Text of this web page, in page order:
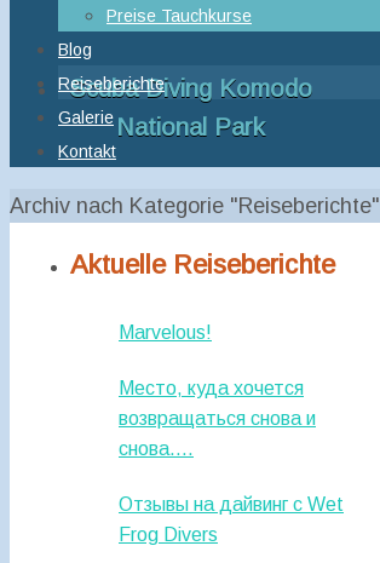
Scuba Diving Komodo
National Park
Preise Tauchkurse
Blog
Reiseberichte
Galerie
Kontakt
Start
Archiv nach Kategorie "Reiseberichte"
Aktuelle Reiseberichte
Marvelous!
Место, куда хочется
возвращаться снова и
снова….
Отзывы на дайвинг с Wet
Frog Divers